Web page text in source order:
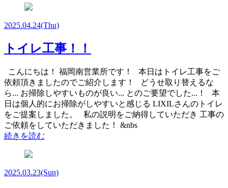
2025.04.24(Thu)
トイレ工事！！
こんにちは！ 福岡南営業所です！ 本日はトイレ工事をご
依頼頂きましたのでご紹介します！ どうせ取り替えるな
ら... お掃除しやすいものが良い... とのご要望でした...！ 本
日は個人的にお掃除がしやすいと感じる LIXILさんのトイレ
をご提案しました。 私の説明をご納得していただき 工事の
ご依頼をしていただきました！ &nbs
続きを読む
2025.03.23(Sun)